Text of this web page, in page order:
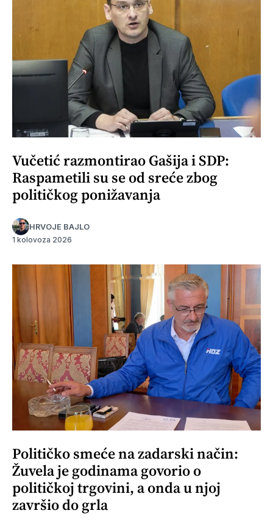
Vučetić razmontirao Gašija i SDP:
Raspametili su se od sreće zbog
političkog ponižavanja
HRVOJE BAJLO
1 kolovoza 2026
Političko smeće na zadarski način:
Žuvela je godinama govorio o
političkoj trgovini, a onda u njoj
završio do grla